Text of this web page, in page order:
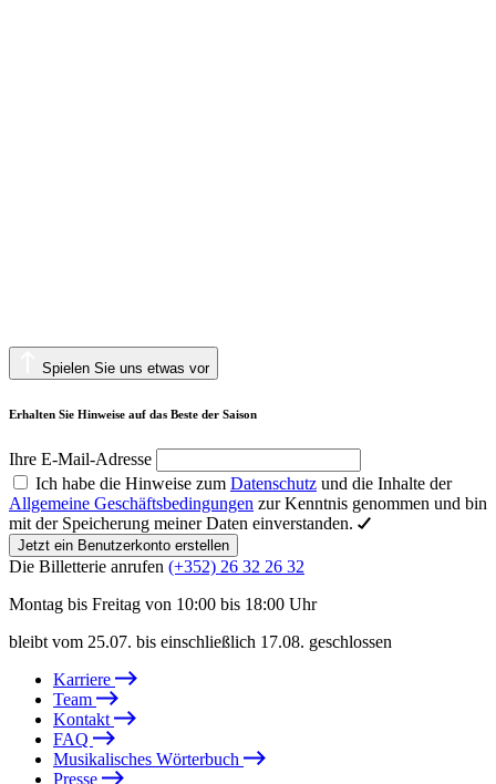
Spielen Sie uns etwas vor
Erhalten Sie Hinweise auf das Beste der Saison
Ihre E-Mail-Adresse
Ich habe die Hinweise zum Datenschutz und die Inhalte der
Allgemeine Geschäftsbedingungen zur Kenntnis genommen und bin
mit der Speicherung meiner Daten einverstanden.
Jetzt ein Benutzerkonto erstellen
Die Billetterie anrufen (+352) 26 32 26 32
Montag bis Freitag von 10:00 bis 18:00 Uhr
bleibt vom 25.07. bis einschließlich 17.08. geschlossen
Karriere
Team
Kontakt
FAQ
Musikalisches Wörterbuch
Presse